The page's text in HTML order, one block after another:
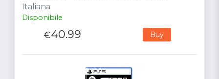
Italiana
Disponibile
€40.99 Buy